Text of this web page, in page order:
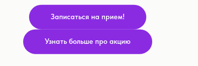
в будущем.
Записаться на прием!
Узнать больше про акцию